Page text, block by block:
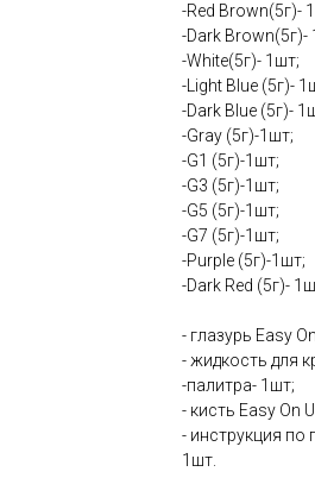
-Red Brown(5г)-
-Dark Brown(5г)-
-White(5г)- 1шт;
-Light Blue (5г)-
-Dark Blue (5г)-
-Gray (5г)-1шт;
-G1 (5г)-1шт;
-G3 (5г)-1шт;
-G5 (5г)-1шт;
-G7 (5г)-1шт;
-Purple (5г)-1шт;
-Dark Red (5г)-
- глазурь Easy
- жидкость для
-палитра- 1шт;
- кисть Easy On
- инструкция по
1шт.